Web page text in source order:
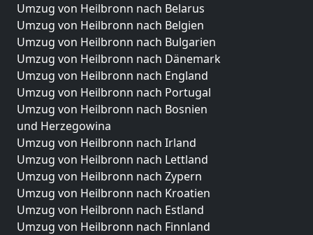
Umzug von Heilbronn nach Belarus
Umzug von Heilbronn nach Belgien
Umzug von Heilbronn nach Bulgarien
Umzug von Heilbronn nach Dänemark
Umzug von Heilbronn nach England
Umzug von Heilbronn nach Portugal
Umzug von Heilbronn nach Bosnien
und Herzegowina
Umzug von Heilbronn nach Irland
Umzug von Heilbronn nach Lettland
Umzug von Heilbronn nach Zypern
Umzug von Heilbronn nach Kroatien
Umzug von Heilbronn nach Estland
Umzug von Heilbronn nach Finnland